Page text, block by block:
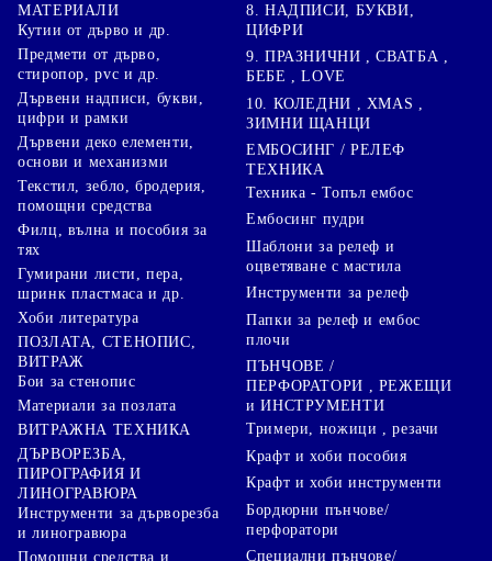
МАТЕРИАЛИ
Кутии от дърво и др.
Предмети от дърво,
стиропор, pvc и др.
Дървени надписи, букви,
цифри и рамки
Дървени деко елементи,
основи и механизми
Текстил, зебло, бродерия,
помощни средства
Филц, вълна и пособия за
тях
Гумирани листи, пера,
шринк пластмаса и др.
Хоби литература
ПОЗЛАТА, СТЕНОПИС,
ВИТРАЖ
Бои за стенопис
Материали за позлата
ВИТРАЖНА ТЕХНИКА
ДЪРВОРЕЗБА,
ПИРОГРАФИЯ И
ЛИНОГРАВЮРА
Инструменти за дърворезба
и линогравюра
Помощни средства и
8. НАДПИСИ, БУКВИ,
ЦИФРИ
9. ПРАЗНИЧНИ , СВАТБА ,
БЕБЕ , LOVE
10. КОЛЕДНИ , XMAS ,
ЗИМНИ ЩАНЦИ
ЕМБОСИНГ / РЕЛЕФ
ТЕХНИКА
Техника - Топъл ембос
Ембосинг пудри
Шаблони за релеф и
оцветяване с мастила
Инструменти за релеф
Папки за релеф и ембос
плочи
ПЪНЧОВЕ /
ПЕРФОРАТОРИ , РЕЖЕЩИ
и ИНСТРУМЕНТИ
Тримери, ножици , резачи
Крафт и хоби пособия
Крафт и хоби инструменти
Бордюрни пънчове/
перфоратори
Специални пънчове/